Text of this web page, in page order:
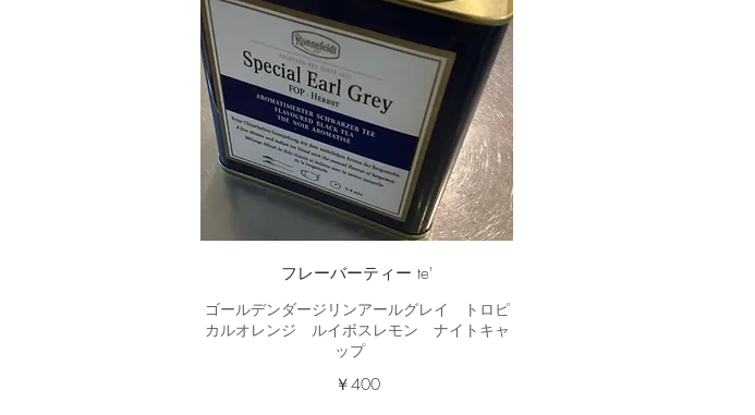
フレーバーティー te'
ゴールデンダージリンアールグレイ トロピ
カルオレンジ ルイボスレモン ナイトキャ
ップ
￥400